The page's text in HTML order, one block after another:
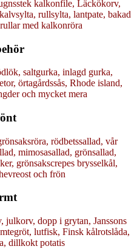
kalkonfile, Läckökorv,
rullsylta, lantpate, bakad
med kalkonröra
saltgurka, inlagd gurka,
örtagårdssås, Rhode island,
och mycket mera
rödbetssallad, vår
mimosasallad, grönsallad,
grönsakscrepes brysselkål,
och frön
julkorv, dopp i grytan, Janssons
lutfisk, Finsk kålrotslåda,
dillkokt potatis